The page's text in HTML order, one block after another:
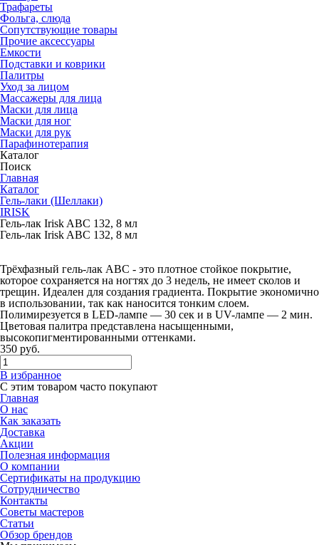
Трафареты
Фольга, слюда
Сопутствующие товары
Прочие аксессуары
Емкости
Подставки и коврики
Палитры
Уход за лицом
Массажеры для лица
Маски для лица
Маски для ног
Маски для рук
Парафино­терапия
Каталог
Поиск
Главная
Каталог
Гель-лаки (Шеллаки)
IRISK
Гель-лак Irisk ABC 132, 8 мл
Гель-лак Irisk ABC 132, 8 мл
Трёхфазный гель-лак ABC - это плотное стойкое покрытие,
которое сохраняется на ногтях до 3 недель, не имеет сколов и
трещин. Идеален для создания градиента. Покрытие экономично
в использовании, так как наносится тонким слоем.
Полимирезуется в LED-лампе — 30 сек и в UV-лампе — 2 мин.
Цветовая палитра представлена насыщенными,
высокопигментированными оттенками.
350 руб.
В избранное
С этим товаром часто покупают
Главная
О нас
Как заказать
Доставка
Акции
Полезная информация
О компании
Сертификаты на продукцию
Сотрудничество
Контакты
Советы мастеров
Статьи
Обзор брендов